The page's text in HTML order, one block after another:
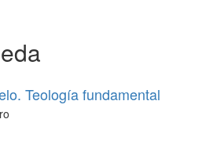
Teología fundamental